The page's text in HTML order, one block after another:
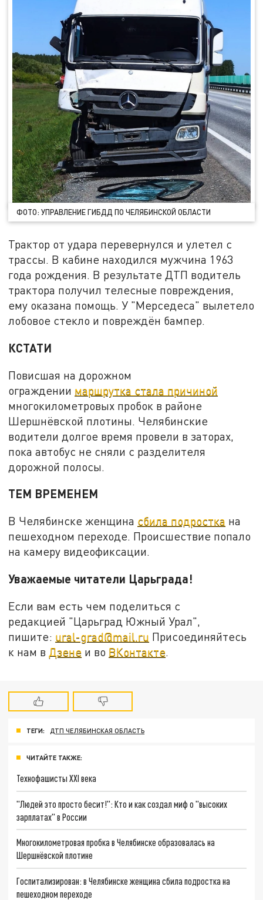
ФОТО: УПРАВЛЕНИЕ ГИБДД ПО ЧЕЛЯБИНСКОЙ ОБЛАСТИ
Трактор от удара перевернулся и улетел с
трассы. В кабине находился мужчина 1963
года рождения. В результате ДТП водитель
трактора получил телесные повреждения,
ему оказана помощь. У "Мерседеса" вылетело
лобовое стекло и повреждён бампер.
КСТАТИ
Повисшая на дорожном
ограждении маршрутка стала причиной
многокилометровых пробок в районе
Шершнёвской плотины. Челябинские
водители долгое время провели в заторах,
пока автобус не сняли с разделителя
дорожной полосы.
ТЕМ ВРЕМЕНЕМ
В Челябинске женщина сбила подростка на
пешеходном переходе. Происшествие попало
на камеру видеофиксации.
Уважаемые читатели Царьграда!
Если вам есть чем поделиться с
редакцией "Царьград Южный Урал",
пишите: ural-grad@mail.ru Присоединяйтесь
к нам в Дзене и во ВКонтакте
ТЕГИ: ДТП ЧЕЛЯБИНСКАЯ ОБЛАСТЬ
ЧИТАЙТЕ ТАКЖЕ:
Технофашисты XXI века
"Людей это просто бесит!": Кто и как создал миф о "высоких
зарплатах" в России
Многокилометровая пробка в Челябинске образовалась на
Шершнёвской плотине
Госпитализирован: в Челябинске женщина сбила подростка на
пешеходном переходе